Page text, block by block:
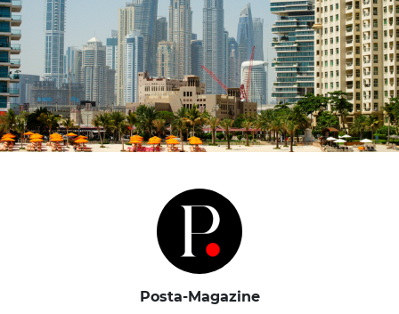
Posta-Magazine